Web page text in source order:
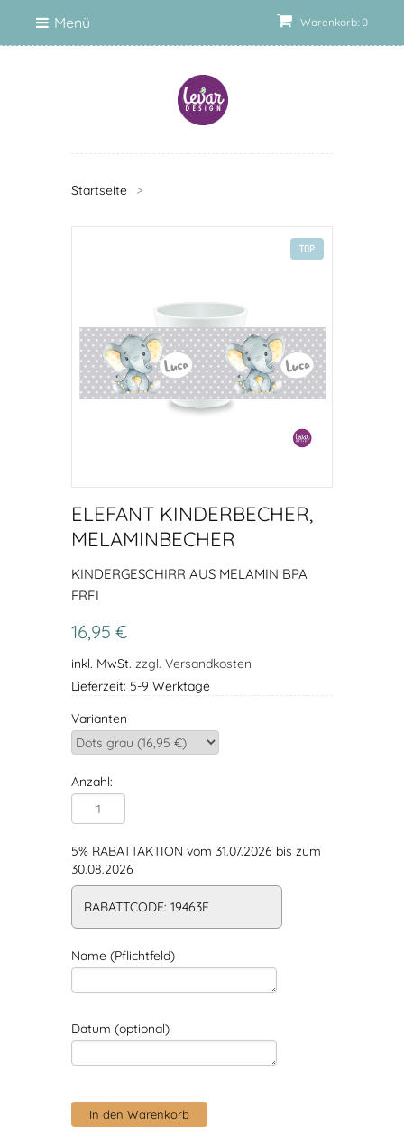
Warenkorb: 0
Menü
Startseite >
TOP
ELEFANT KINDERBECHER,
MELAMINBECHER
KINDERGESCHIRR AUS MELAMIN BPA
FREI
16,95 €
inkl. MwSt. zzgl. Versandkosten
Lieferzeit: 5-9 Werktage
Varianten
Anzahl:
5% RABATTAKTION vom 31.07.2026 bis zum
30.08.2026
RABATTCODE: 19463F
Name (Pflichtfeld)
Datum (optional)